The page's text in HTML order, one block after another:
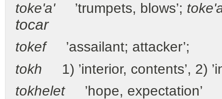
toke'a'’trumpets, blows’; toke
tocar
tokef’assailant; attacker’;
tokh 1) ’interior, contents’, 2)
tokhelet’hope, expectation’